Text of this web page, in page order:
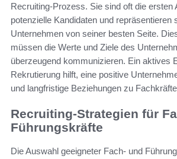
Recruiting-Prozess. Sie sind oft die ersten
potenzielle Kandidaten und repräsentieren
Unternehmen von seiner besten Seite.
müssen die Werte und Ziele des
überzeugend kommunizieren. Ein aktives
Rekrutierung hilft, eine positive
und langfristige Beziehungen zu
Recruiting-Strategien für
Führungskräfte
Die Auswahl geeigneter Fach- und